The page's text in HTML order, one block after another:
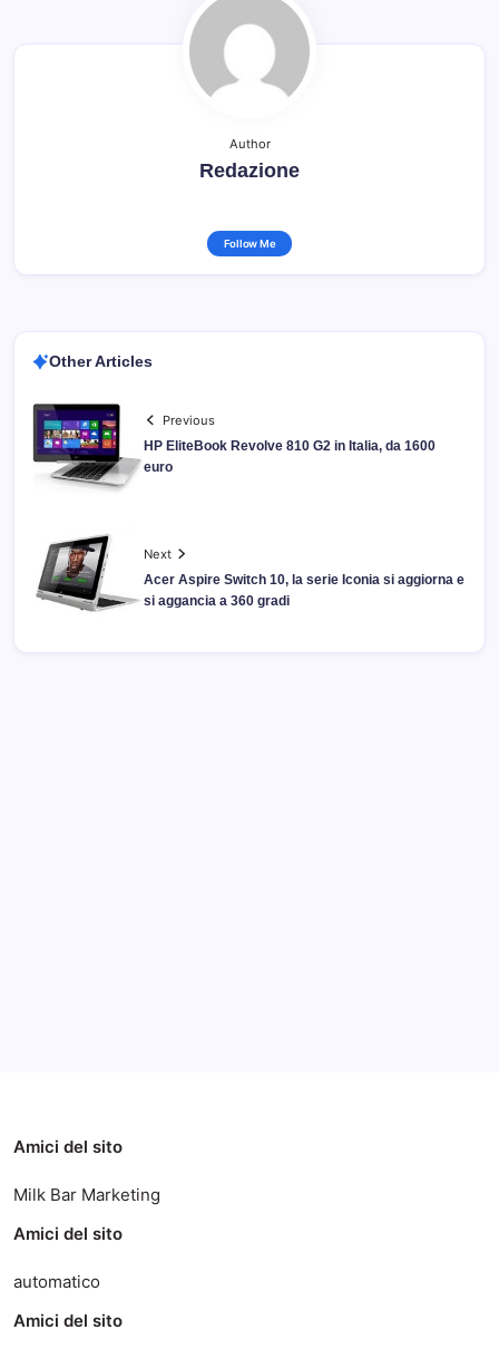
Author
Redazione
Follow Me
Other Articles
Previous
HP EliteBook Revolve 810 G2 in Italia, da 1600
euro
Next
Acer Aspire Switch 10, la serie Iconia si aggiorna e
si aggancia a 360 gradi
Amici del sito
Milk Bar Marketing
Amici del sito
automatico
Amici del sito